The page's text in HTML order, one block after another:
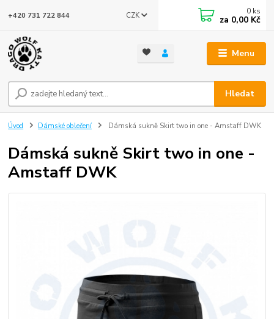
Menu
CZK
Hledat
+420 731 722 844 0 ks
za 0,00 Kč
Úvod Dámské oblečení Dámská sukně Skirt two in one - Amstaff DWK
Dámská sukně Skirt two in one -
Amstaff DWK